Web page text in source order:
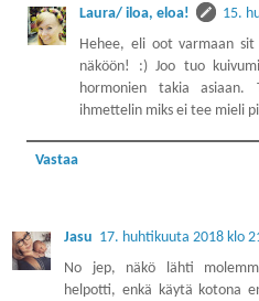
Laura/ iloa, eloa!
15.
Hehee, eli oot varmaan
näköön! :) Joo tuo
hormonien takia
ihmettelin miks ei tee mieli
Vastaa
Jasu 17. huhtikuuta 2018 klo
No jep, näkö lähti
helpotti, enkä käytä kotona